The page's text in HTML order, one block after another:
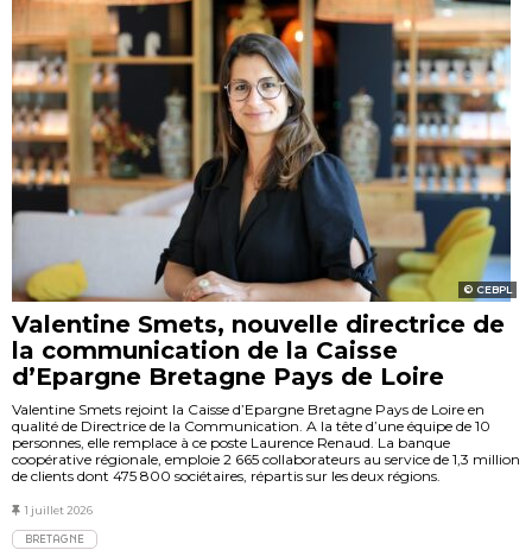
CEBPL
Valentine Smets, nouvelle directrice de
la communication de la Caisse
d’Epargne Bretagne Pays de Loire
Valentine Smets rejoint la Caisse d’Epargne Bretagne Pays de Loire en
qualité de Directrice de la Communication. A la tête d’une équipe de 10
personnes, elle remplace à ce poste Laurence Renaud. La banque
coopérative régionale, emploie 2 665 collaborateurs au service de 1,3 million
de clients dont 475 800 sociétaires, répartis sur les deux régions.
1 juillet 2026
BRETAGNE